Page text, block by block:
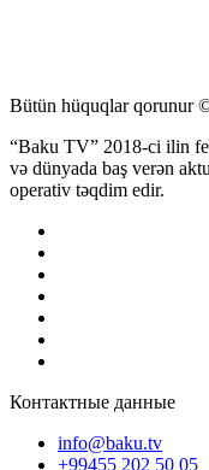
Bütün hüquqlar qorunur
“Baku TV” 2018-ci ilin
və dünyada baş verən
operativ təqdim edir.
Контактные данные
info@baku.tv
+99455 202 50 05